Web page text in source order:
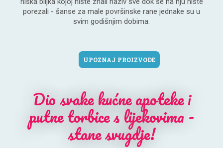
porezali - šanse za male površinske rane jednake su u
svim godišnjim dobima.
UPOZNAJ PROIZVODE
Dio svake kućne apoteke i
putne torbice s lijekovima -
stane svugdje!